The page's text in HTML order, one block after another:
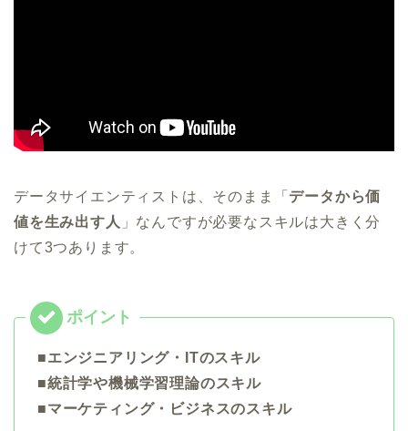
データサイエンティストは、そのまま「 データから価
値を生み出す人 」なんですが必要なスキルは大きく分
けて3つあります。
■エンジニアリング・ITのスキル
■統計学や機械学習理論のスキル
■マーケティング・ビジネスのスキル